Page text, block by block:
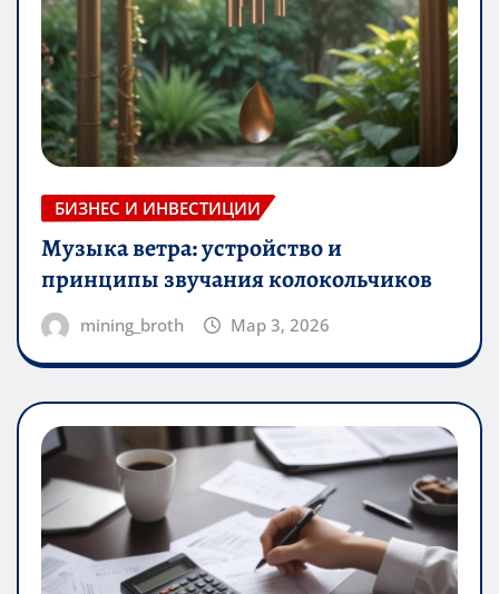
БИЗНЕС И ИНВЕСТИЦИИ
Музыка ветра: устройство и
принципы звучания колокольчиков
mining_broth Мар 3, 2026